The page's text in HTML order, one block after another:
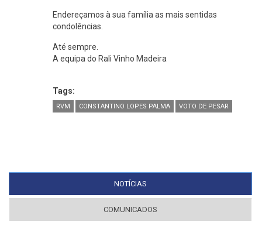
Endereçamos à sua família as mais sentidas
condolências.
Até sempre.
A equipa do Rali Vinho Madeira
Tags:
RVM CONSTANTINO LOPES PALMA VOTO DE PESAR
NOTÍCIAS
COMUNICADOS